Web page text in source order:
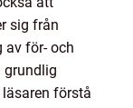
sig från
av för- och
grundlig
förstå